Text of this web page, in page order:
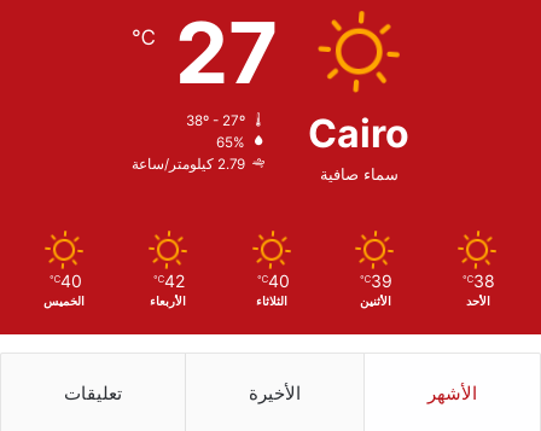
Cairo
سماء صافية
27
℃
65%
2.79 كيلومتر/ساعة
38
℃
الأحد
39
℃
الأثنين
40
℃
الثلاثاء
42
℃
الأربعاء
40
℃
الخميس
الأشهر الأخيرة تعليقات